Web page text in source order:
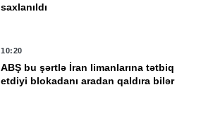
saxlanıldı
10:20
ABŞ bu şərtlə İran limanlarına tətbiq
etdiyi blokadanı aradan qaldıra bilər